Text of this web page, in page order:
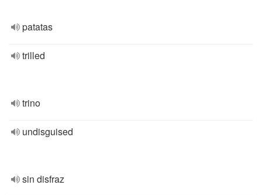
patatas
trilled
trino
undisguised
sin disfraz